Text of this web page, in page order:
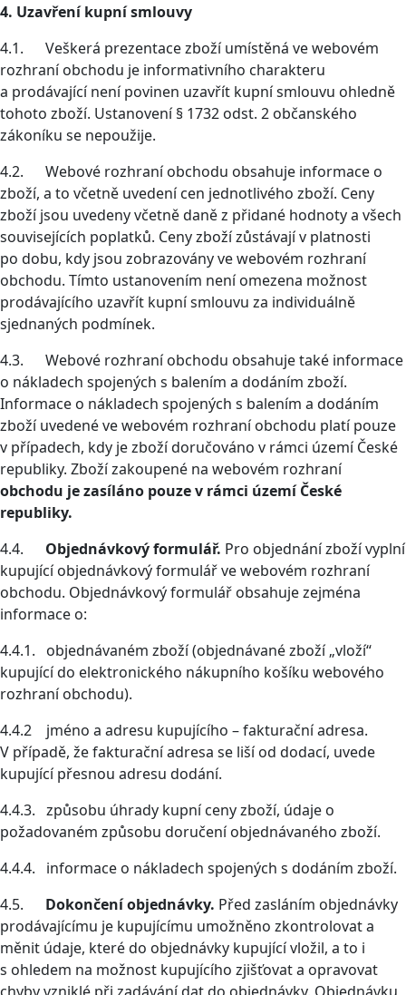
4. Uzavření kupní smlouvy
4.1. Veškerá prezentace zboží umístěná ve webovém
rozhraní obchodu je informativního charakteru
a prodávající není povinen uzavřít kupní smlouvu ohledně
tohoto zboží. Ustanovení § 1732 odst. 2 občanského
zákoníku se nepoužije.
4.2. Webové rozhraní obchodu obsahuje informace o
zboží, a to včetně uvedení cen jednotlivého zboží. Ceny
zboží jsou uvedeny včetně daně z přidané hodnoty a všech
souvisejících poplatků. Ceny zboží zůstávají v platnosti
po dobu, kdy jsou zobrazovány ve webovém rozhraní
obchodu. Tímto ustanovením není omezena možnost
prodávajícího uzavřít kupní smlouvu za individuálně
sjednaných podmínek.
4.3. Webové rozhraní obchodu obsahuje také informace
o nákladech spojených s balením a dodáním zboží.
Informace o nákladech spojených s balením a dodáním
zboží uvedené ve webovém rozhraní obchodu platí pouze
v případech, kdy je zboží doručováno v rámci území České
republiky. Zboží zakoupené na webovém rozhraní
obchodu je zasíláno pouze v rámci území České
republiky.
4.4. Objednávkový formulář. Pro objednání zboží vyplní
kupující objednávkový formulář ve webovém rozhraní
obchodu. Objednávkový formulář obsahuje zejména
informace o:
4.4.1. objednávaném zboží (objednávané zboží „vloží“
kupující do elektronického nákupního košíku webového
rozhraní obchodu).
4.4.2 jméno a adresu kupujícího – fakturační adresa.
V případě, že fakturační adresa se liší od dodací, uvede
kupující přesnou adresu dodání.
4.4.3. způsobu úhrady kupní ceny zboží, údaje o
požadovaném způsobu doručení objednávaného zboží.
4.4.4. informace o nákladech spojených s dodáním zboží.
4.5. Dokončení objednávky. Před zasláním objednávky
prodávajícímu je kupujícímu umožněno zkontrolovat a
měnit údaje, které do objednávky kupující vložil, a to i
s ohledem na možnost kupujícího zjišťovat a opravovat